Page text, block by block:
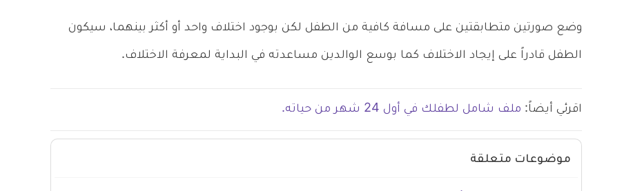
وضع صورتين متطابقتين على مسافة كافية من الطفل لكن بوجود اختلاف واحد أو أكثر بينهما، سيكون
الطفل قادراً على إيجاد الاختلاف كما بوسع الوالدين مساعدته في البداية لمعرفة الاختلاف.
اقرئي أيضاً: ملف شامل لطفلك في أول 24 شهر من حياته.
موضوعات متعلقة